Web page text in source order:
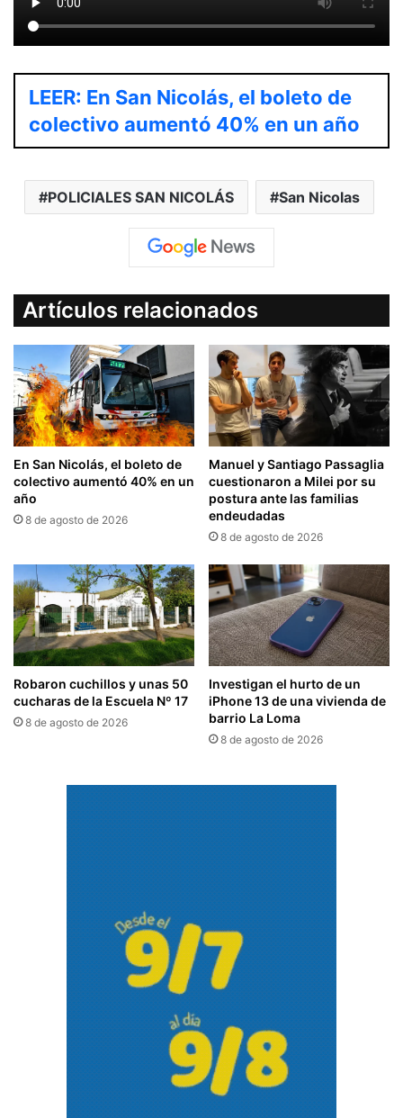
LEER: En San Nicolás, el boleto de
colectivo aumentó 40% en un año
POLICIALES SAN NICOLÁS San Nicolas
Artículos relacionados
En San Nicolás, el boleto de
colectivo aumentó 40% en un
año
8 de agosto de 2026
Manuel y Santiago Passaglia
cuestionaron a Milei por su
postura ante las familias
endeudadas
8 de agosto de 2026
Robaron cuchillos y unas 50
cucharas de la Escuela Nº 17
8 de agosto de 2026
Investigan el hurto de un
iPhone 13 de una vivienda de
barrio La Loma
8 de agosto de 2026